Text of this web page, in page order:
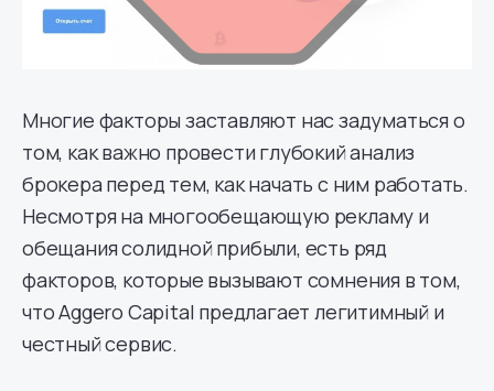
Многие факторы заставляют нас задуматься о
том, как важно провести глубокий анализ
брокера перед тем, как начать с ним работать.
Несмотря на многообещающую рекламу и
обещания солидной прибыли, есть ряд
факторов, которые вызывают сомнения в том,
что Aggero Capital предлагает легитимный и
честный сервис.